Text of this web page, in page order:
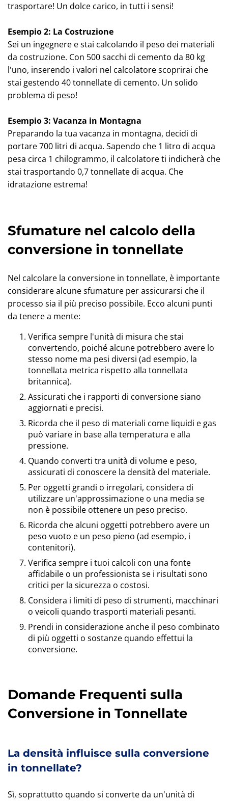
trasportare! Un dolce carico, in tutti i sensi!
Esempio 2: La Costruzione
Sei un ingegnere e stai calcolando il peso dei materiali
da costruzione. Con 500 sacchi di cemento da 80 kg
l'uno, inserendo i valori nel calcolatore scoprirai che
stai gestendo 40 tonnellate di cemento. Un solido
problema di peso!
Esempio 3: Vacanza in Montagna
Preparando la tua vacanza in montagna, decidi di
portare 700 litri di acqua. Sapendo che 1 litro di acqua
pesa circa 1 chilogrammo, il calcolatore ti indicherà che
stai trasportando 0,7 tonnellate di acqua. Che
idratazione estrema!
Sfumature nel calcolo della
conversione in tonnellate
Nel calcolare la conversione in tonnellate, è importante
considerare alcune sfumature per assicurarsi che il
processo sia il più preciso possibile. Ecco alcuni punti
da tenere a mente:
Verifica sempre l'unità di misura che stai
convertendo, poiché alcune potrebbero avere lo
stesso nome ma pesi diversi (ad esempio, la
tonnellata metrica rispetto alla tonnellata
britannica).
Assicurati che i rapporti di conversione siano
aggiornati e precisi.
Ricorda che il peso di materiali come liquidi e gas
può variare in base alla temperatura e alla
pressione.
Quando converti tra unità di volume e peso,
assicurati di conoscere la densità del materiale.
Per oggetti grandi o irregolari, considera di
utilizzare un'approssimazione o una media se
non è possibile ottenere un peso preciso.
Ricorda che alcuni oggetti potrebbero avere un
peso vuoto e un peso pieno (ad esempio, i
contenitori).
Verifica sempre i tuoi calcoli con una fonte
affidabile o un professionista se i risultati sono
critici per la sicurezza o costosi.
Considera i limiti di peso di strumenti, macchinari
o veicoli quando trasporti materiali pesanti.
Prendi in considerazione anche il peso combinato
di più oggetti o sostanze quando effettui la
conversione.
Domande Frequenti sulla
Conversione in Tonnellate
La densità influisce sulla conversione
in tonnellate?
Sì, soprattutto quando si converte da un'unità di